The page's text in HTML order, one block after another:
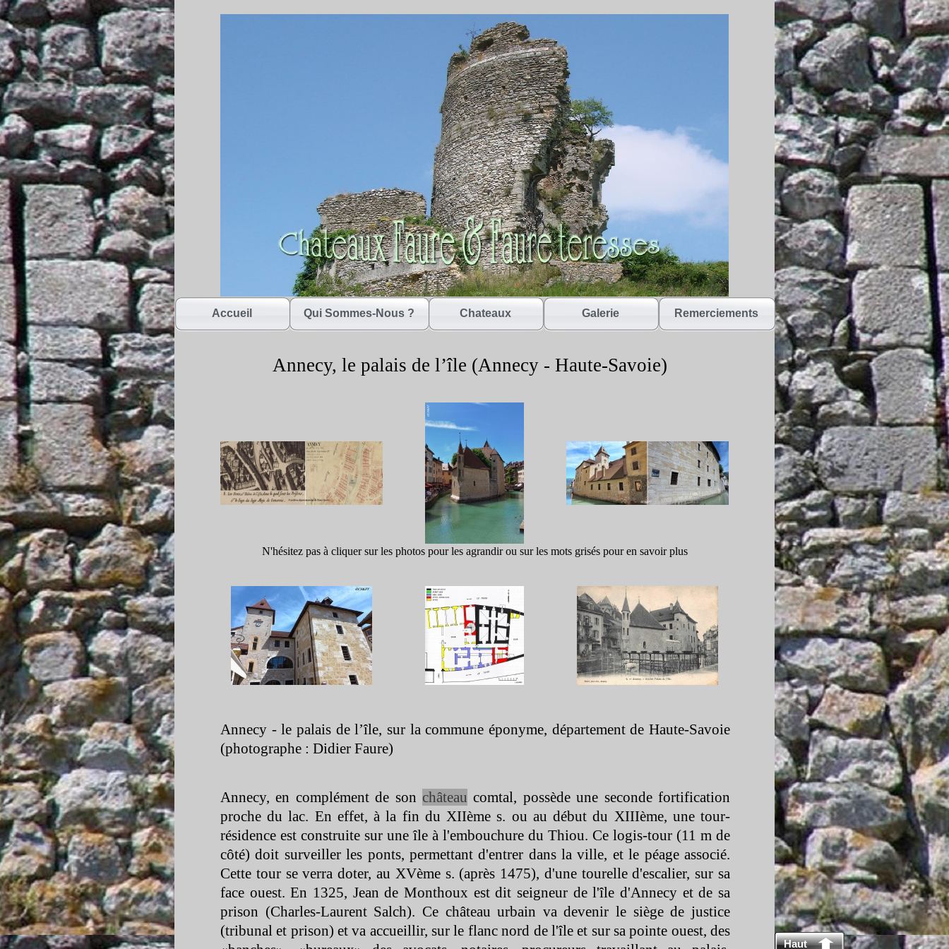
Accueil Qui Sommes-Nous ? Chateaux Galerie Remerciements
Annecy, le palais de l’île (Annecy - Haute-Savoie)
Haut
N'hésitez pas à cliquer sur les photos pour les agrandir ou sur les mots grisés pour en savoir plus
Annecy -le palais de l’île, sur la commune éponyme, département de Haute-Savoie
(photographe : Didier Faure)
Annecy, en complément de son château comtal, possède une seconde fortification
proche du lac. En effet, à la fin du XIIème s. ou au début du XIIIème, une tour-
résidence est construite sur une île à l'embouchure du Thiou. Ce logis-tour (11 m de
côté) doit surveiller les ponts, permettant d'entrer dans la ville, et le péage associé.
Cette tour se verra doter, au XVème s. (après 1475), d'une tourelle d'escalier, sur sa
face ouest. En 1325, Jean de Monthoux est dit seigneur de l'île d'Annecy et de sa
prison (Charles-Laurent Salch). Ce château urbain va devenir le siège de justice
(tribunal et prison) et va accueillir, sur le flanc nord de l'île et sur sa pointe ouest, des